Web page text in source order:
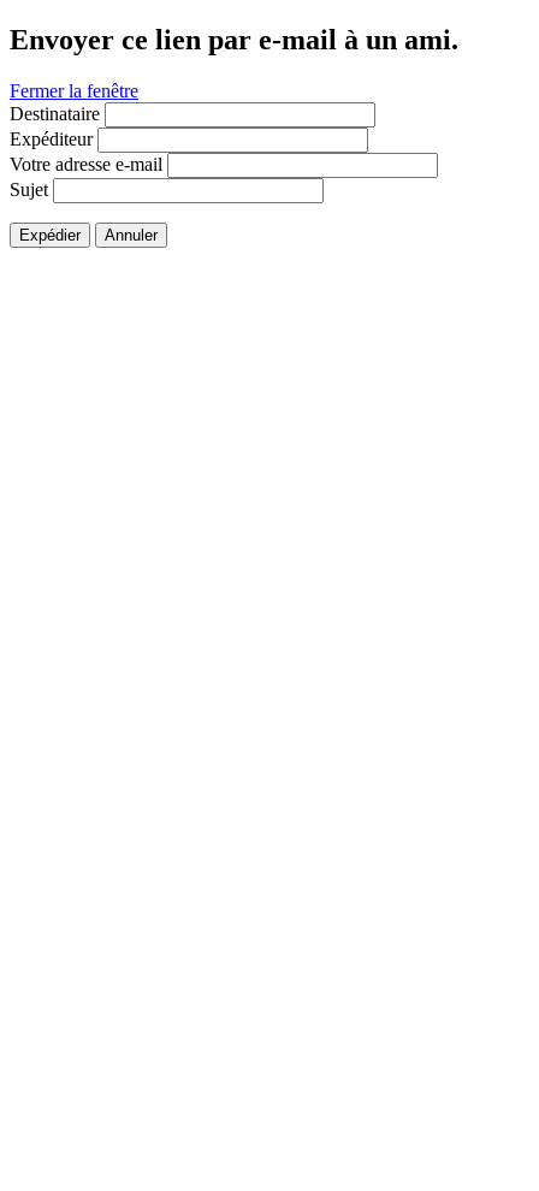
Envoyer ce lien par e-mail à un ami.
Fermer la fenêtre
Destinataire
Expéditeur
Votre adresse e-mail
Sujet
Expédier Annuler